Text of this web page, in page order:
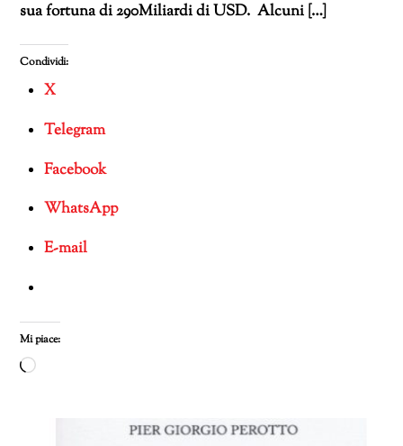
sua fortuna di 290Miliardi di USD. Alcuni […]
Condividi:
X
Telegram
Facebook
WhatsApp
E-mail
Mi piace:
Caricamento